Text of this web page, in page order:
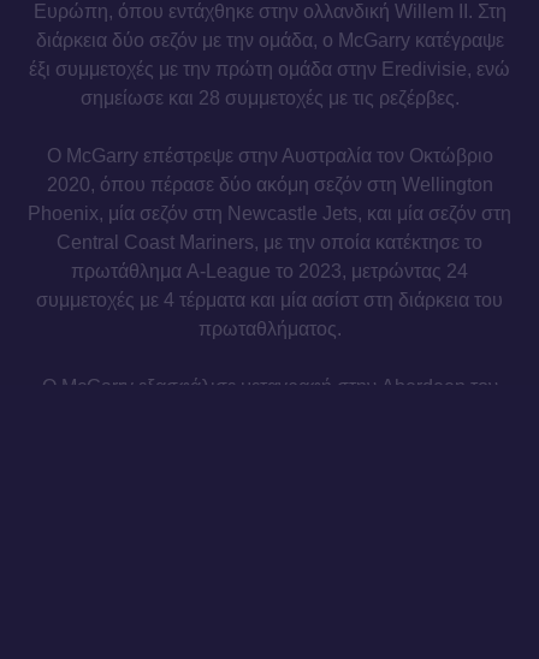
Ευρώπη, όπου εντάχθηκε στην ολλανδική Willem II. Στη
διάρκεια δύο σεζόν με την ομάδα, ο McGarry κατέγραψε
έξι συμμετοχές με την πρώτη ομάδα στην Eredivisie, ενώ
σημείωσε και 28 συμμετοχές με τις ρεζέρβες.
Ο McGarry επέστρεψε στην Αυστραλία τον Οκτώβριο
2020, όπου πέρασε δύο ακόμη σεζόν στη Wellington
Phoenix, μία σεζόν στη Newcastle Jets, και μία σεζόν στη
Central Coast Mariners, με την οποία κατέκτησε το
πρωτάθλημα A-League το 2023, μετρώντας 24
συμμετοχές με 4 τέρματα και μία ασίστ στη διάρκεια του
πρωταθλήματος.
Ο McGarry εξασφάλισε μεταγραφή στην Aberdeen τον